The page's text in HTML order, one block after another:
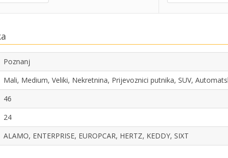
Poznanj
Mali, Medium, Veliki, Nekretnina, Prijevoznici putnika, SUV,
46
24
ALAMO, ENTERPRISE, EUROPCAR, HERTZ, KEDDY, SIXT